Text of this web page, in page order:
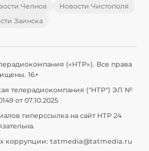
Челнов
Новости Чистополя
Заинска
(«НТР»). Все права
16+
телерадиокомпания ("НТР") ЭЛ №
от 07.10.2025
гиперссылка на сайт НТР 24
коррупции: tatmedia@tatmedia.ru